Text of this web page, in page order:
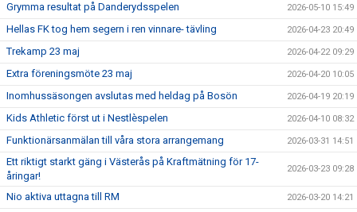
Grymma resultat på Danderydsspelen 2026-05-10 15:49
Hellas FK tog hem segern i ren vinnare- tävling 2026-04-23 20:49
Trekamp 23 maj 2026-04-22 09:29
Extra föreningsmöte 23 maj 2026-04-20 10:05
Inomhussäsongen avslutas med heldag på Bosön 2026-04-19 20:19
Kids Athletic först ut i Nestlèspelen 2026-04-10 08:32
Funktionärsanmälan till våra stora arrangemang 2026-03-31 14:51
Ett riktigt starkt gäng i Västerås på Kraftmätning för 17-
åringar!
2026-03-23 09:28
Nio aktiva uttagna till RM 2026-03-20 14:21